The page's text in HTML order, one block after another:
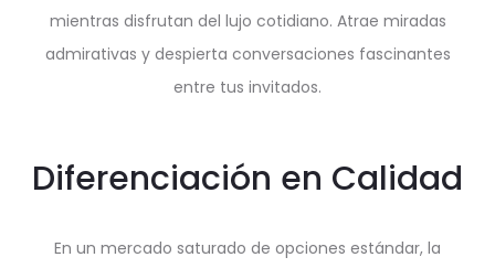
mientras disfrutan del lujo cotidiano. Atrae miradas
admirativas y despierta conversaciones fascinantes
entre tus invitados.
Diferenciación en Calidad
En un mercado saturado de opciones estándar, la